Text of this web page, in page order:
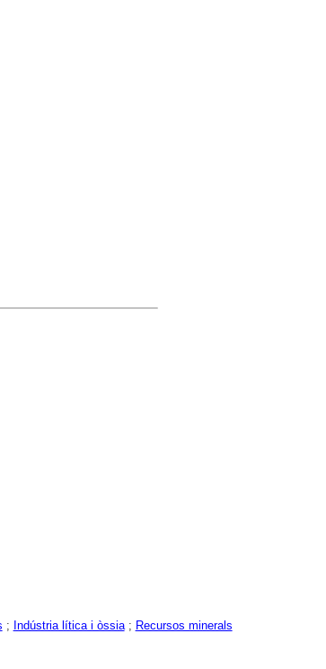
; Indústria lítica i òssia; Recursos minerals